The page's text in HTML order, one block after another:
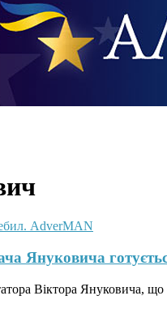
Януковича
Віктора Януковича, що